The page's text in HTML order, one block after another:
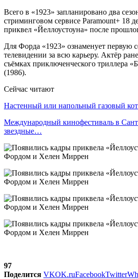
Всего в «1923» запланировано два
стриминговом сервисе Paramount+ 18
приквел «Йеллоустоуна» после
Для Форда «1923» ознаменует первую
телевидении за всю карьеру. Актёр
съёмках приключенческого триллера
(1986).
Сейчас читают
Настенный или напольный газовый
Международный кинофестиваль в
звездные…
97
Поделится VKOK.ruFacebookTwitter